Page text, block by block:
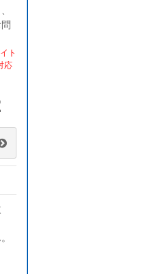
ト
応